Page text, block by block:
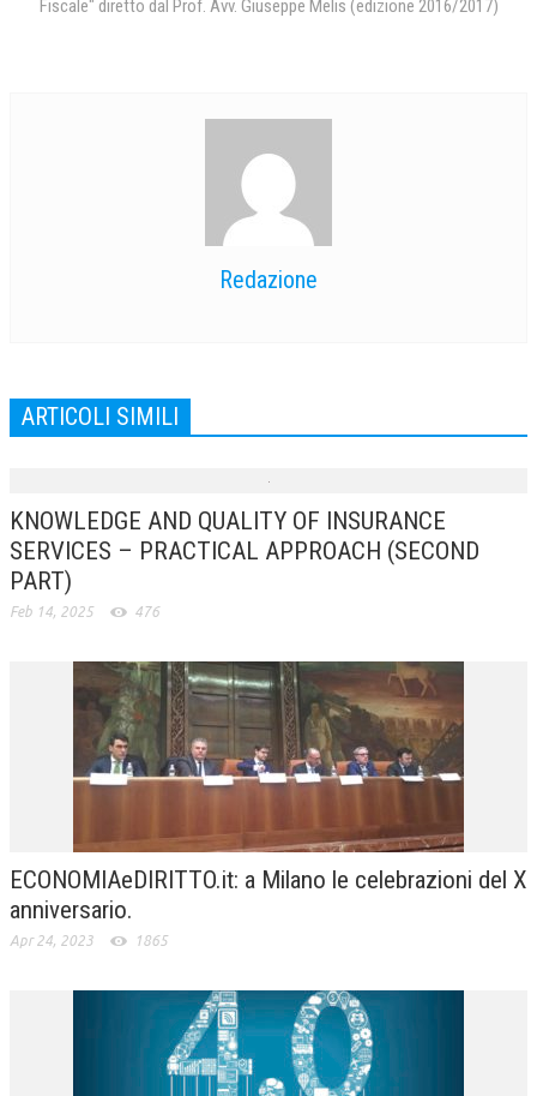
BOLLETTINO FINANZIAMENTI
TESI DI LAUREA
INVITI E PROMOZIONI
Fiscale" diretto dal Prof. Avv. Giuseppe Melis (edizione 2016/2017)
Redazione
ARTICOLI SIMILI
KNOWLEDGE AND QUALITY OF INSURANCE
SERVICES – PRACTICAL APPROACH (SECOND
PART)
Feb 14, 2025 476
ECONOMIAeDIRITTO.it: a Milano le celebrazioni del X
anniversario.
Apr 24, 2023 1865